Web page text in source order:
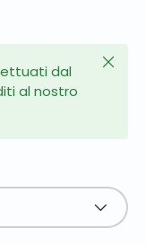
dal
al nostro
Chiudi